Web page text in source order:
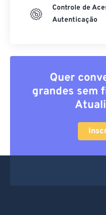
Controle de
Autenticação
Quer
grandes sem